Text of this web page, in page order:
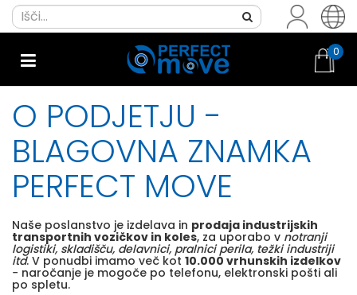
0
O PODJETJU -
BLAGOVNA ZNAMKA
PERFECT MOVE
Naše poslanstvo je izdelava in prodaja industrijskih
transportnih vozičkov in koles, za uporabo v notranji
logistiki, skladišču, delavnici, pralnici perila, težki industriji
itd. V ponudbi imamo več kot 10.000 vrhunskih izdelkov
− naročanje je mogoče po telefonu, elektronski pošti ali
po spletu.​